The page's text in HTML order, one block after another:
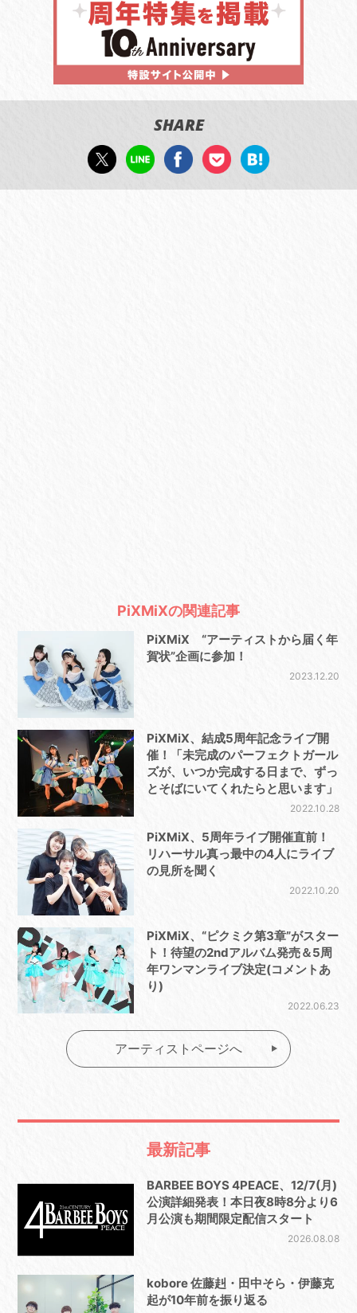
SHARE
PiXMiXの関連記事
PiXMiX “アーティストから届く年
賀状”企画に参加！
2023.12.20
PiXMiX、結成5周年記念ライブ開
催！「未完成のパーフェクトガール
ズが、いつか完成する日まで、ずっ
とそばにいてくれたらと思います」
2022.10.28
PiXMiX、5周年ライブ開催直前！
リハーサル真っ最中の4人にライブ
の見所を聞く
2022.10.20
PiXMiX、“ピクミク第3章”がスター
ト！待望の2ndアルバム発売＆5周
年ワンマンライブ決定(コメントあ
り)
2022.06.23
アーティストページへ
最新記事
BARBEE BOYS 4PEACE、12/7(月)
公演詳細発表！本日夜8時8分より6
月公演も期間限定配信スタート
2026.08.08
kobore 佐藤赳・田中そら・伊藤克
起が10年前を振り返る